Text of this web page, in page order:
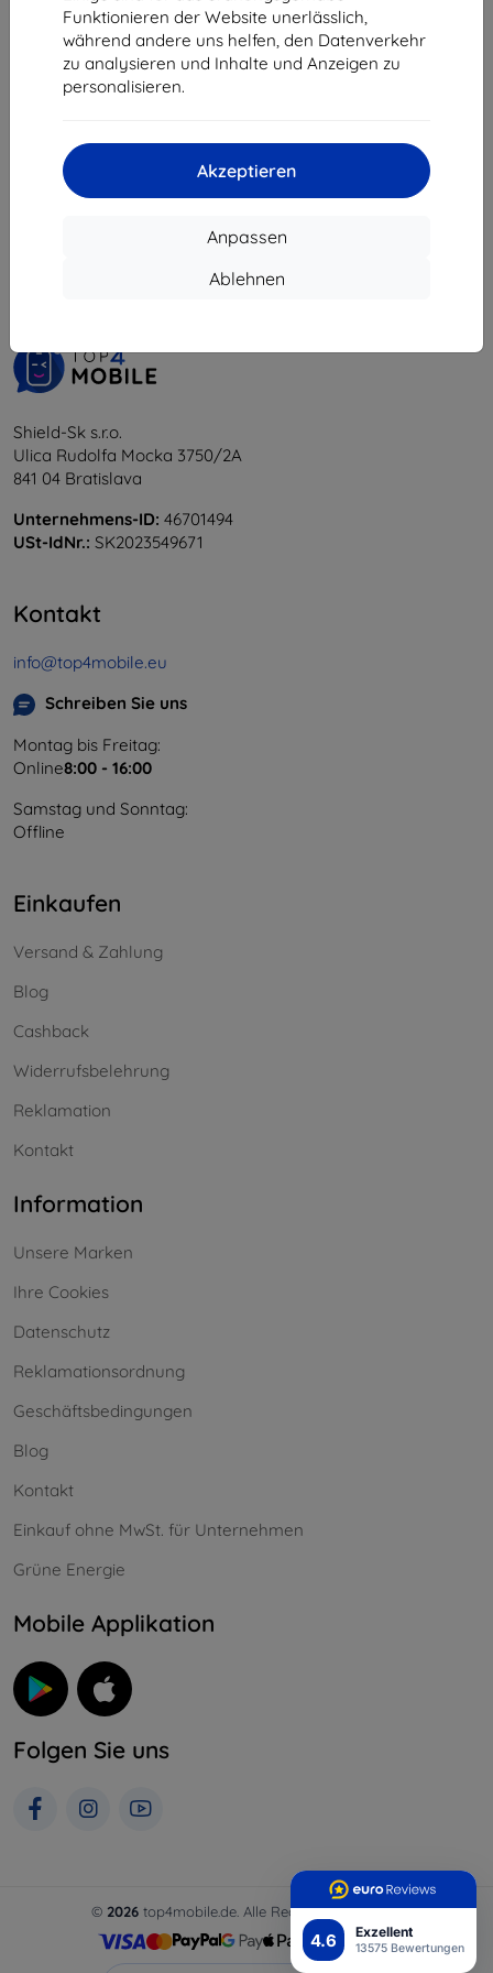
4.6 Exzellent
13575 Bewertungen
Funktionieren der Website unerlässlich,
während andere uns helfen, den Datenverkehr
zu analysieren und Inhalte und Anzeigen zu
personalisieren.
Akzeptieren
Anpassen
Ablehnen
31,42 €
Auf Lager > 5 Stk.
vom ganzen5.
Shield-Sk s.r.o.
Ulica Rudolfa Mocka 3750/2A
841 04 Bratislava
Unternehmens-ID: 46701494
USt-IdNr.: SK2023549671
Kontakt
info@top4mobile.eu
Schreiben Sie uns
Montag bis Freitag:
Online8:00 - 16:00
Samstag und Sonntag:
Offline
Einkaufen
Versand & Zahlung
Blog
Cashback
Widerrufsbelehrung
Reklamation
Kontakt
Information
Unsere Marken
Ihre Cookies
Datenschutz
Reklamationsordnung
Geschäftsbedingungen
Blog
Kontakt
Einkauf ohne MwSt. für Unternehmen
Grüne Energie
Mobile Applikation
Folgen Sie uns
© 2026 top4mobile.de. Alle Rechte vorbehalten.